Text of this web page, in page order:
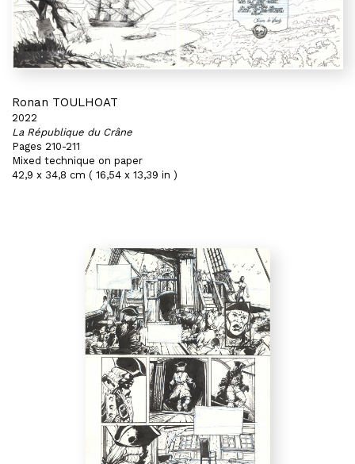
Ronan TOULHOAT
2022
La République du Crâne
Pages 210-211
Mixed technique on paper
42,9 x 34,8 cm ( 16,54 x 13,39 in )